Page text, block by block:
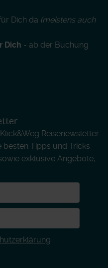
Dich da (meistens auch
Dich - ab der Buchung
Reisenewsletter
Tipps und Tricks
exklusive Angebote,